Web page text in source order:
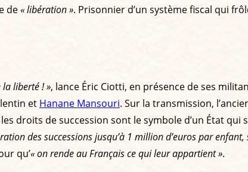
de« libération ». Prisonnier d’un système fiscal qui
la liberté ! », lance Éric Ciotti, en présence de ses
et Hanane Mansouri. Sur la transmission,
droits de succession sont le symbole d’un État qui
des successions jusqu’à 1 million d’euros par
qu’« on rende au Français ce qui leur appartient ».